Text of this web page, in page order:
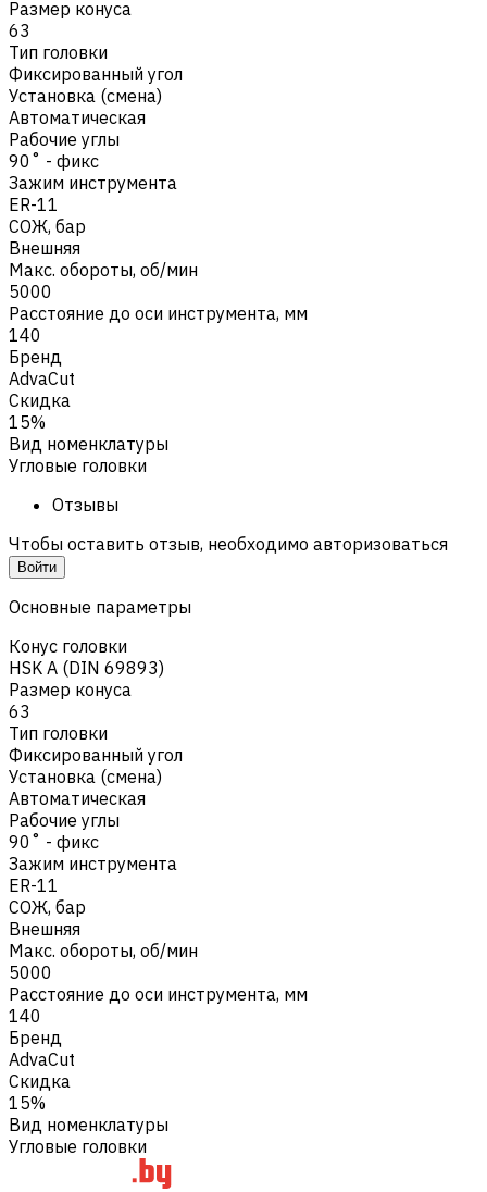
Размер конуса
63
Тип головки
Фиксированный угол
Установка (смена)
Автоматическая
Рабочие углы
90˚ - фикс
Зажим инструмента
ER-11
СОЖ, бар
Внешняя
Макс. обороты, об/мин
5000
Расстояние до оси инструмента, мм
140
Бренд
AdvaCut
Скидка
15%
Вид номенклатуры
Угловые головки
Отзывы
Чтобы оставить отзыв, необходимо авторизоваться
Войти
Основные параметры
Конус головки
HSK A (DIN 69893)
Размер конуса
63
Тип головки
Фиксированный угол
Установка (смена)
Автоматическая
Рабочие углы
90˚ - фикс
Зажим инструмента
ER-11
СОЖ, бар
Внешняя
Макс. обороты, об/мин
5000
Расстояние до оси инструмента, мм
140
Бренд
AdvaCut
Скидка
15%
Вид номенклатуры
Угловые головки